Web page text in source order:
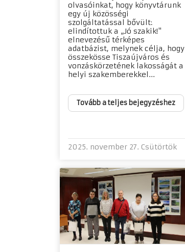
olvasóinkat, hogy könyvtárunk
egy új közösségi
szolgáltatással bővült:
elindítottuk a „Jó szakik!"
elnevezésű térképes
adatbázist, melynek célja, hogy
összekösse Tiszaújváros és
vonzáskörzetének lakosságát a
helyi szakemberekkel...
Tovább a teljes bejegyzéshez
2025. november 27. Csütörtök